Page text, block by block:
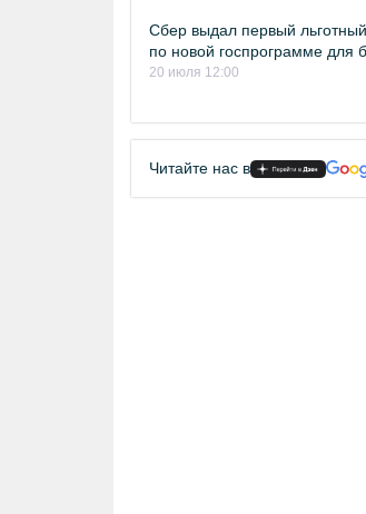
Сбер выдал первый
по новой госпрограмме для
20 июля 12:00
Читайте нас в